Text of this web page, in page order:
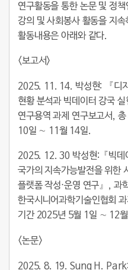
연구활동을 통한 논문 및 정
강의 및 사회봉사 활동을 지
활동내용은 아래와 같다.
<보고서>
2025. 11. 14. 박성현:
『디
현황 분석과 빅데이터 강국
연구용역 과제 연구보고서,
10일 ∼ 11월 14일.
2025. 12. 30 박성현: 『빅
국가의 지속가능발전을 위한
플랫폼 작성⋅운영 연구』, 과
한국시니어과학기술인협회
기간 2025년 5월 1일 ∼ 12
<논문>
2025. 8. 19. Sung H.